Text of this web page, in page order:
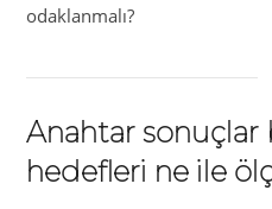
odaklanmalı?
Anahtar
hedefleri ne ile